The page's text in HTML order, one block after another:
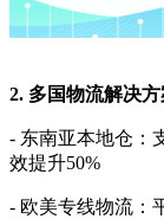
2. 多国物流解决
- 东南亚本地仓：
效提升50%
- 欧美专线物流：